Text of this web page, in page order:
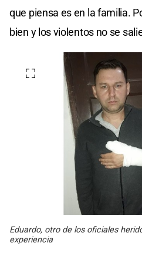
que piensa es en la familia.
bien y los violentos no se
Eduardo, otro de los oficiales
experiencia